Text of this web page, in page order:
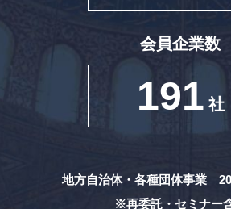
会員企業数
191 社
地方自治体・各種団体事業
※再委託・セミナー